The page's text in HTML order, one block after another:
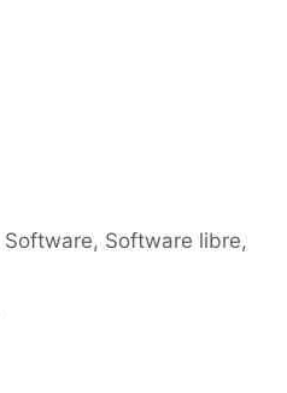
Software, Software libre,